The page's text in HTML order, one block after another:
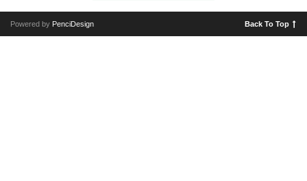
Powered by PenciDesign Back To Top